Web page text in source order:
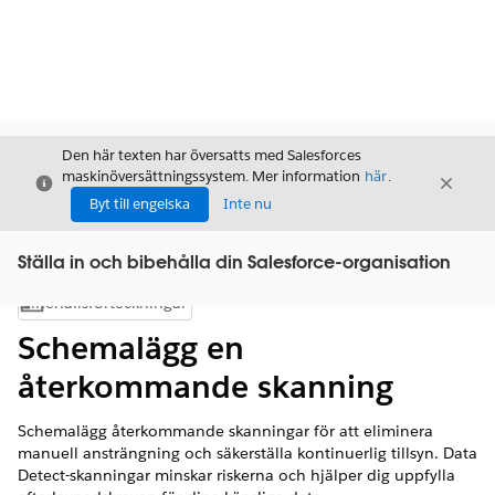
Stäng
Den här texten har översatts med Salesforces
maskinöversättningssystem. Mer information här.
Byt till engelska
Inte nu
Stäng
Ställa in och bibehålla din Salesforce-organisation
Visa innehållsförteckning
Innehållsförteckningar
Schemalägg en
återkommande skanning
Schemalägg återkommande skanningar för att eliminera
manuell ansträngning och säkerställa kontinuerlig tillsyn. Data
Detect-skanningar minskar riskerna och hjälper dig uppfylla